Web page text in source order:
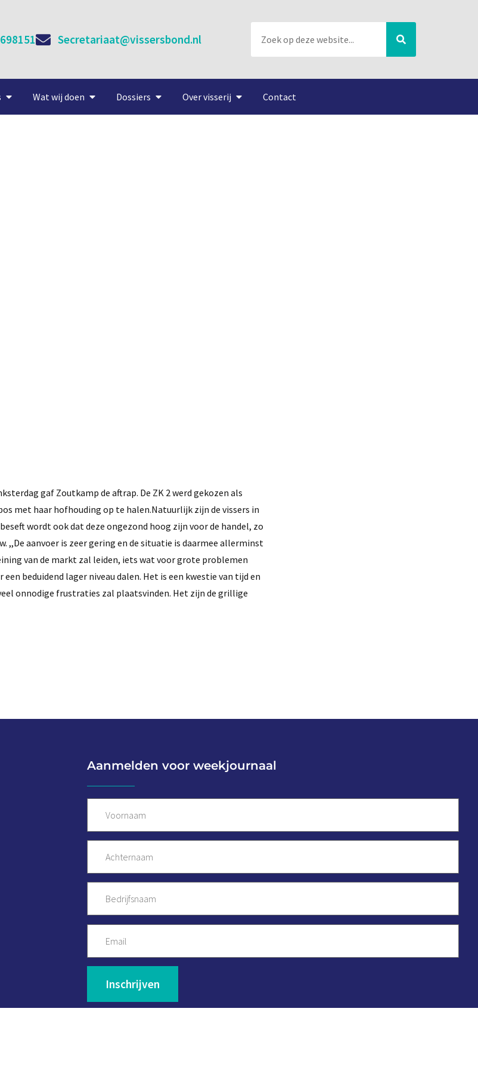
Secretariaat@vissersbond.nl
Wat wij doen Dossiers Over visserij Contact
gaf Zoutkamp de aftrap. De ZK 2 werd gekozen als
met haar hofhouding op te halen.Natuurlijk zijn de vissers in
wordt ook dat deze ongezond hoog zijn voor de handel, zo
,,De aanvoer is zeer gering en de situatie is daarmee allerminst
van de markt zal leiden, iets wat voor grote problemen
beduidend lager niveau dalen. Het is een kwestie van tijd en
onnodige frustraties zal plaatsvinden. Het zijn de grillige
Aanmelden voor weekjournaal